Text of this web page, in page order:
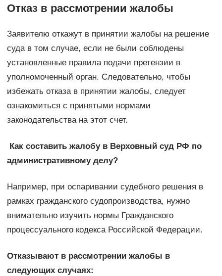
Отказ в рассмотрении жалобы
Заявителю откажут в принятии жалобы на решение
суда в том случае, если не были соблюдены
установленные правила подачи претензии в
уполномоченный орган. Следовательно, чтобы
избежать отказа в принятии жалобы, следует
ознакомиться с принятыми нормами
законодательства на этот счет.
Как составить жалобу в Верховный суд РФ по
административному делу?
Например, при оспаривании судебного решения в
рамках гражданского судопроизводства, нужно
внимательно изучить нормы Гражданского
процессуального кодекса Российской Федерации.
Отказывают в рассмотрении жалобы в
следующих случаях: